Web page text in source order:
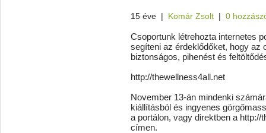
15 éve | Komár Zsolt | 0
Csoportunk létrehozta internetes
segíteni az érdeklődőket, hogy az
biztonságos, pihenést és
http://thewellness4all.net
November 13-án mindenki
kiállításból és ingyenes
a portálon, vagy direktben a
címen.